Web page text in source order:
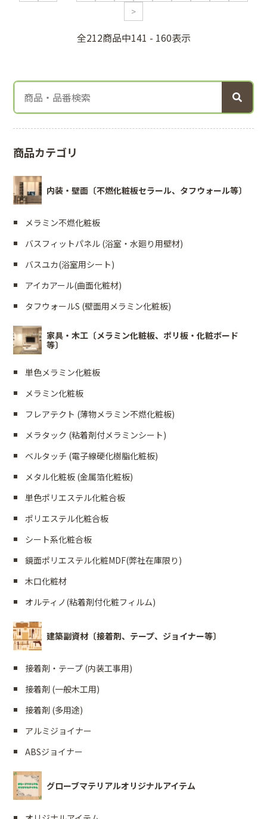
>
全212商品中141 - 160表示
商品カテゴリ
内装・壁面〔不燃化粧板セラール、タフウォール等〕
メラミン不燃化粧板
バスフィットパネル (浴室・水廻り用壁材)
バスユカ(浴室用シート)
アイカアール(曲面化粧材)
タフウォールS (壁面用メラミン化粧板)
家具・木工〔メラミン化粧板、ポリ板・化粧ボード
等〕
単色メラミン化粧板
メラミン化粧板
フレアテクト (薄物メラミン不燃化粧板)
メラタック (粘着剤付メラミンシート)
ベルタッチ (電子線硬化樹脂化粧板)
メタル化粧板 (金属箔化粧板)
単色ポリエステル化粧合板
ポリエステル化粧合板
シート系化粧合板
鏡面ポリエステル化粧MDF(弊社在庫限り)
木口化粧材
オルティノ(粘着剤付化粧フィルム)
建築副資材〔接着剤、テープ、ジョイナー等〕
接着剤・テープ (内装工事用)
接着剤 (一般木工用)
接着剤 (多用途)
アルミジョイナー
ABSジョイナー
グローブマテリアルオリジナルアイテム